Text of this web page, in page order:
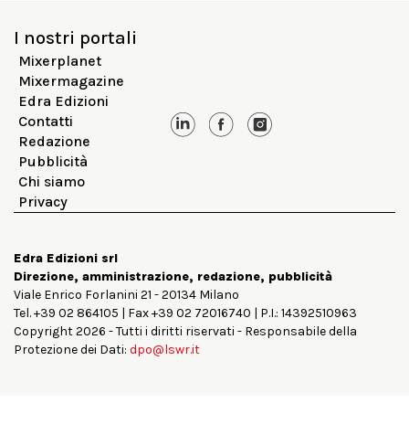
I nostri portali
Mixerplanet
Mixermagazine
Edra Edizioni
Contatti
Redazione
Pubblicità
Chi siamo
Privacy
Edra Edizioni srl
Direzione, amministrazione, redazione, pubblicità
Viale Enrico Forlanini 21 - 20134 Milano
Tel. +39 02 864105 | Fax +39 02 72016740 | P.I.: 14392510963
Copyright 2026 - Tutti i diritti riservati - Responsabile della
Protezione dei Dati: dpo@lswr.it